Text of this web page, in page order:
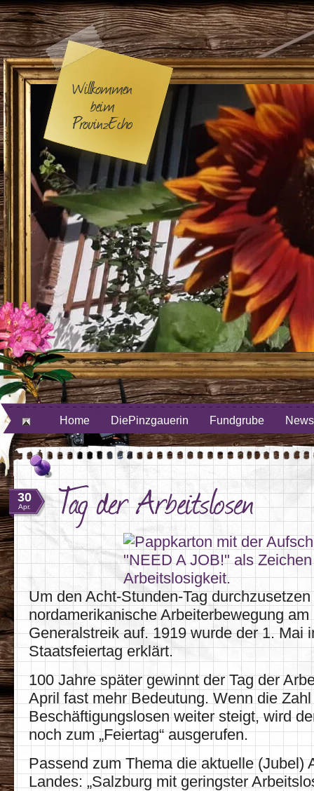
Willkommen
beim
ProvinzEcho
Home DiePinzgauerin Fundgrube
Twitter
30
Apr. Tag der Arbeitslosen
Um den Acht-Stunden-Tag
nordamerikanische Arbeiterbewegung
Generalstreik auf. 1919 wurde der 1. Mai
Staatsfeiertag erklärt.
100 Jahre später gewinnt der Tag der
April fast mehr Bedeutung. Wenn die
Beschäftigungslosen weiter steigt, wird
noch zum „Feiertag“ ausgerufen.
Passend zum Thema die aktuelle (Jubel)
Landes: „Salzburg mit geringster